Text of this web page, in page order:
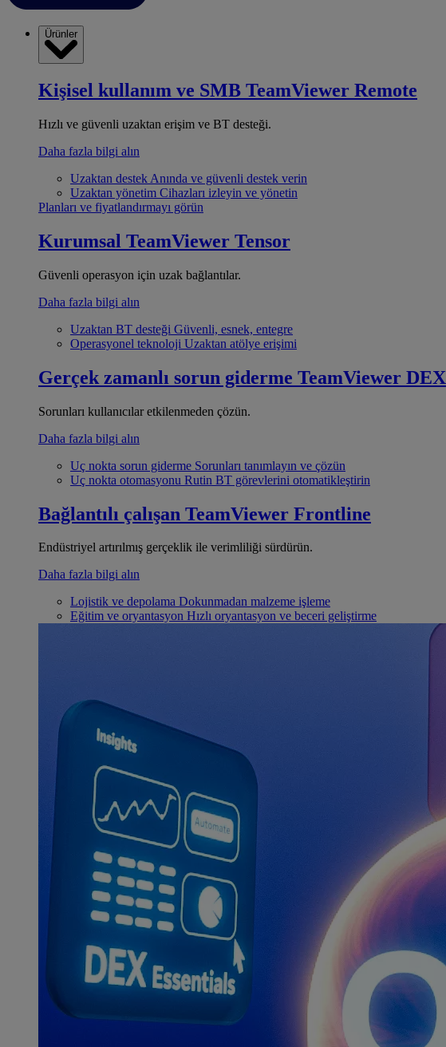
Ürünler
Kişisel kullanım ve SMB TeamViewer Remote
Hızlı ve güvenli uzaktan erişim ve BT desteği.
Daha fazla bilgi alın
Uzaktan destek Anında ve güvenli destek verin
Uzaktan yönetim Cihazları izleyin ve yönetin
Planları ve fiyatlandırmayı görün
Kurumsal TeamViewer Tensor
Güvenli operasyon için uzak bağlantılar.
Daha fazla bilgi alın
Uzaktan BT desteği Güvenli, esnek, entegre
Operasyonel teknoloji Uzaktan atölye erişimi
Gerçek zamanlı sorun giderme TeamViewer DEX
Sorunları kullanıcılar etkilenmeden çözün.
Daha fazla bilgi alın
Uç nokta sorun giderme Sorunları tanımlayın ve çözün
Uç nokta otomasyonu Rutin BT görevlerini otomatikleştirin
Bağlantılı çalışan TeamViewer Frontline
Endüstriyel artırılmış gerçeklik ile verimliliği sürdürün.
Daha fazla bilgi alın
Lojistik ve depolama Dokunmadan malzeme işleme
Eğitim ve oryantasyon Hızlı oryantasyon ve beceri geliştirme